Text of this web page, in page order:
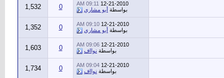
12-21-2010
09:11 AM
بواسطة أبو مشاري 0
1,532
12-21-2010
09:10 AM
بواسطة أبو مشاري 0
1,352
12-21-2010
09:06 AM
بواسطة نوااف 0
1,603
12-21-2010
09:04 AM
بواسطة نوااف 0
1,734